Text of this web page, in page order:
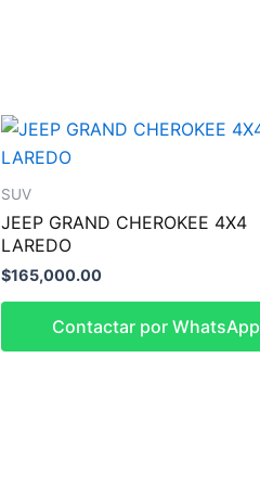
SUV
JEEP GRAND CHEROKEE 4X4
LAREDO
$165,000.00
Contactar por WhatsApp